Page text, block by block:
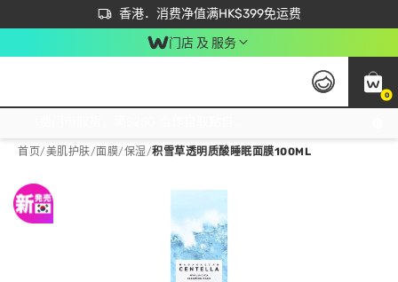
香港．消费净值满HK$399免运费
立即成为易赏钱会员尽享独家优惠
首次APP下单买满$450 输入 NEWAPP 即减$50
门店 及 服务
0
首页/美肌护肤/面膜/保湿/积雪草透明质酸睡眠面膜100ML